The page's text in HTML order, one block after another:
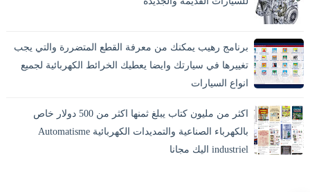
برنامج رهيب يمكنك من معرفة القطع المتضررة والتي يجب
تغييرها في سيارتك وايضا يعطيك الخرائط الكهربائية لجميع
انواع السيارات
اكثر من مليون كتاب يبلغ ثمنها اكثر من 500 دولار خاص
بالكهرباء الصناعية والتمديدات الكهربائية Automatisme
industriel اليك مجانا